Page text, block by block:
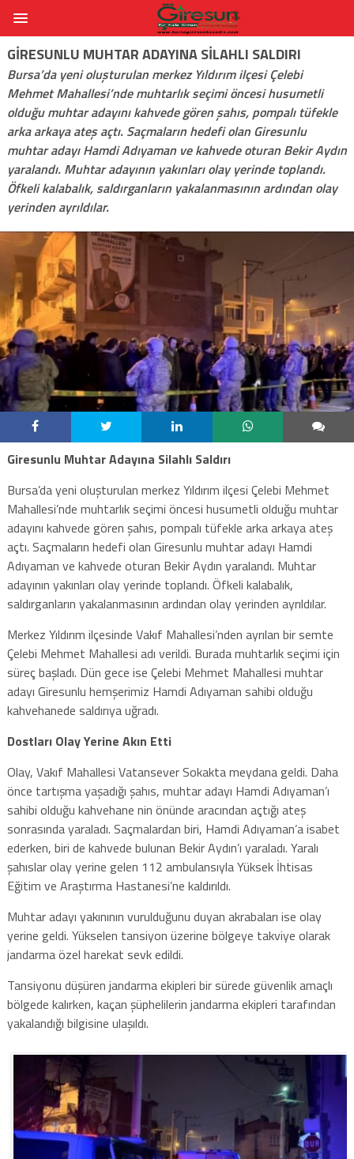
GIRESUNLU MUHTAR ADAYINA SILAHLI SALDIRI
Bursa’da yeni oluşturulan merkez Yıldırım ilçesi Çelebi
Mehmet Mahallesi’nde muhtarlık seçimi öncesi husumetli
olduğu muhtar adayını kahvede gören şahıs, pompalı tüfekle
arka arkaya ateş açtı. Saçmaların hedefi olan Giresunlu
muhtar adayı Hamdi Adıyaman ve kahvede oturan Bekir Aydın
yaralandı. Muhtar adayının yakınları olay yerinde toplandı.
Öfkeli kalabalık, saldırganların yakalanmasının ardından olay
yerinden ayrıldılar.
Giresunlu Muhtar Adayına Silahlı Saldırı
Bursa’da yeni oluşturulan merkez Yıldırım ilçesi Çelebi Mehmet
Mahallesi’nde muhtarlık seçimi öncesi husumetli olduğu muhtar
adayını kahvede gören şahıs, pompalı tüfekle arka arkaya ateş
açtı. Saçmaların hedefi olan Giresunlu muhtar adayı Hamdi
Adıyaman ve kahvede oturan Bekir Aydın yaralandı. Muhtar
adayının yakınları olay yerinde toplandı. Öfkeli kalabalık,
saldırganların yakalanmasının ardından olay yerinden ayrıldılar.
Merkez Yıldırım ilçesinde Vakıf Mahallesi’nden ayrılan bir semte
Çelebi Mehmet Mahallesi adı verildi. Burada muhtarlık seçimi için
süreç başladı. Dün gece ise Çelebi Mehmet Mahallesi muhtar
adayı Giresunlu hemşerimiz Hamdi Adıyaman sahibi olduğu
kahvehanede saldırıya uğradı.
Dostları Olay Yerine Akın Etti
Olay, Vakıf Mahallesi Vatansever Sokakta meydana geldi. Daha
önce tartışma yaşadığı şahıs, muhtar adayı Hamdi Adıyaman’ı
sahibi olduğu kahvehane nin önünde aracından açtığı ateş
sonrasında yaraladı. Saçmalardan biri, Hamdi Adıyaman’a isabet
ederken, biri de kahvede bulunan Bekir Aydın’ı yaraladı. Yaralı
şahıslar olay yerine gelen 112 ambulansıyla Yüksek İhtisas
Eğitim ve Araştırma Hastanesi’ne kaldırıldı.
Muhtar adayı yakınının vurulduğunu duyan akrabaları ise olay
yerine geldi. Yükselen tansiyon üzerine bölgeye takviye olarak
jandarma özel harekat sevk edildi.
Tansiyonu düşüren jandarma ekipleri bir sürede güvenlik amaçlı
bölgede kalırken, kaçan şüphelilerin jandarma ekipleri tarafından
yakalandığı bilgisine ulaşıldı.